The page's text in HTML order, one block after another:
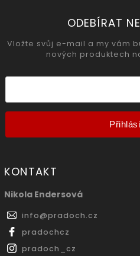
ODEBÍRAT
Vložte svůj e-mail a my vám
nových produktech
KONTAKT
Nikola Endersová
info@pradoch.cz
pradochcz
pradoch_cz